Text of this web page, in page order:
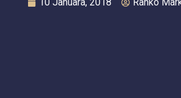
10 Januara, 2018 Ranko